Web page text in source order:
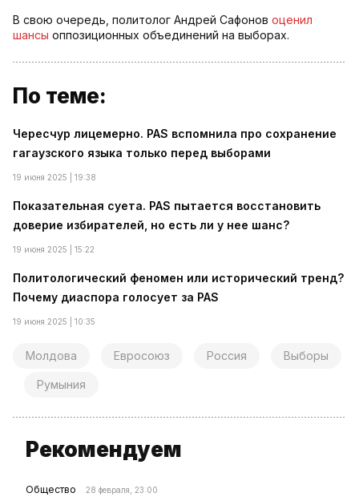
В свою очередь, политолог Андрей Сафонов оценил
шансы оппозиционных объединений на выборах.
По теме:
Чересчур лицемерно. PAS вспомнила про сохранение
гагаузского языка только перед выборами
19 июня 2025 | 19:38
Показательная суета. PAS пытается восстановить
доверие избирателей, но есть ли у нее шанс?
19 июня 2025 | 15:22
Политологический феномен или исторический тренд?
Почему диаспора голосует за PAS
19 июня 2025 | 10:35
Молдова Евросоюз Россия Выборы
Румыния
Рекомендуем
Общество 28 февраля, 23:00